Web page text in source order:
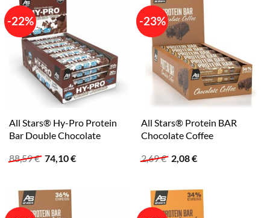
-22%
All Stars® Hy-Pro Protein
Bar Double Chocolate
88,59€ Ursprünglicher
Preis
88,59 €
74,10€Aktueller
-23%
All Stars® Protein BAR
Chocolate Coffee
2,69€ Ursprünglicher
Preis
2,69 €
2,08€Aktueller
2,08 €.